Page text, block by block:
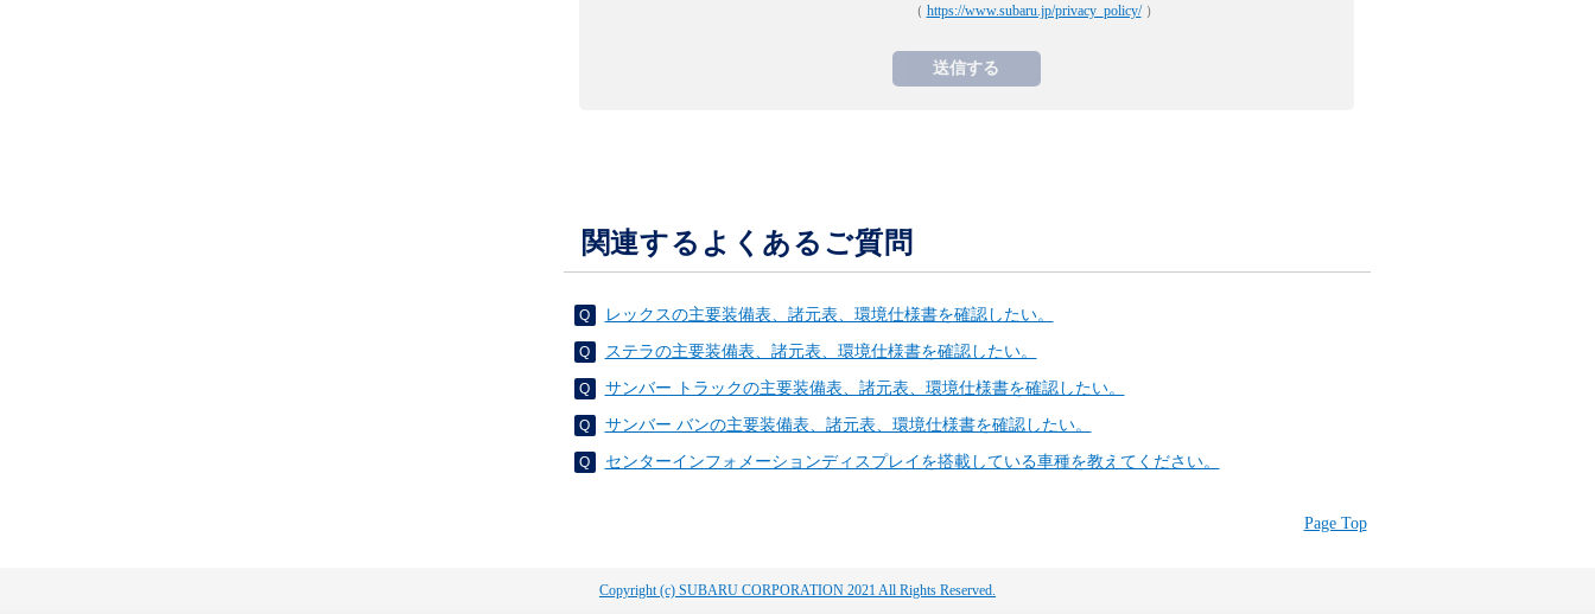
（ https://www.subaru.jp/privacy_policy/）
関連するよくあるご質問
レックスの主要装備表、諸元表、環境仕様書を確認したい。
ステラの主要装備表、諸元表、環境仕様書を確認したい。
サンバー トラックの主要装備表、諸元表、環境仕様書を確認したい。
サンバー バンの主要装備表、諸元表、環境仕様書を確認したい。
センターインフォメーションディスプレイを搭載している車種を教えてください。
Page Top
Copyright (c) SUBARU CORPORATION 2021 All Rights Reserved.